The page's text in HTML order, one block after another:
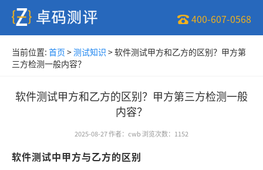
400-607-0568
当前位置: 首页 >测试知识 >软件测试甲方和乙方的区别？甲方第
三方检测一般内容？
软件测试甲方和乙方的区别？甲方第三方检测一般
内容？
2025-08-27作者： cwb 浏览次数： 1152
软件测试中甲方与乙方的区别